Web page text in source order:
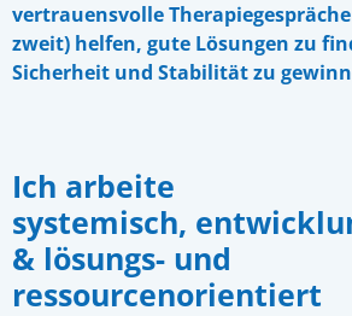
vertrauensvolle
zweit) helfen, gute Lösungen zu
Sicherheit und Stabilität zu
Ich arbeite
systemisch,
& lösungs- und
ressourcenorientiert